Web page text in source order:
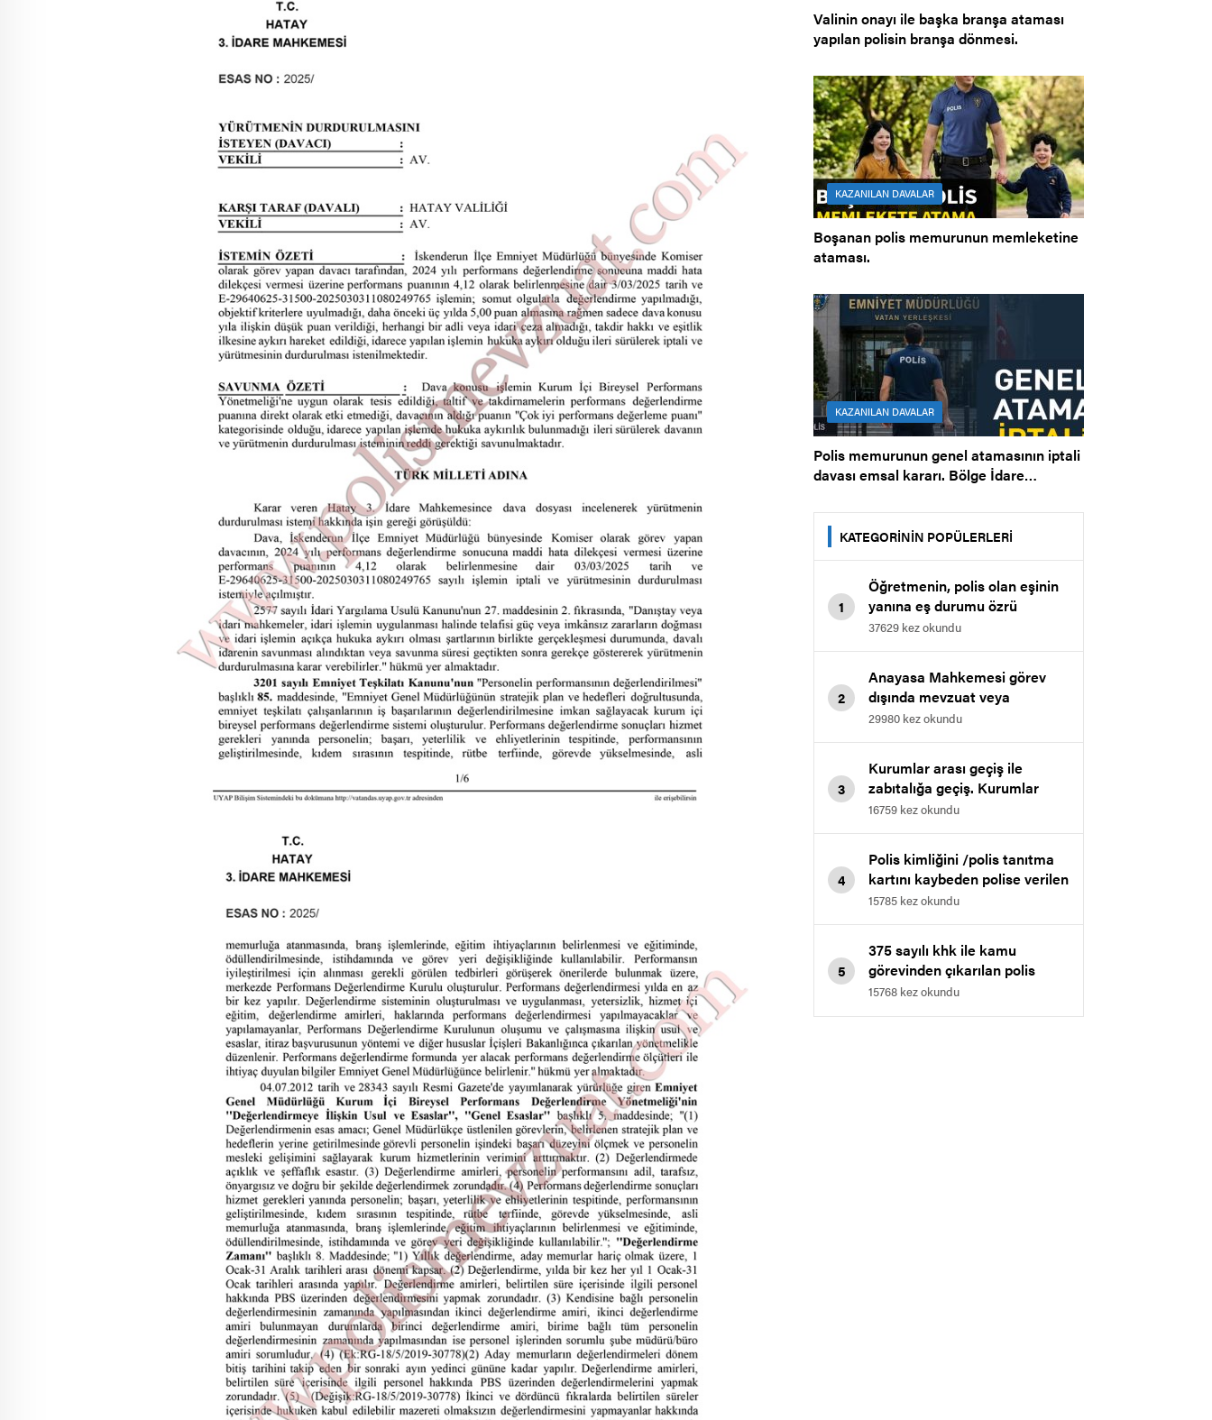
Valinin onayı ile başka branşa ataması
yapılan polisin branşa dönmesi.
KAZANILAN DAVALAR
Boşanan polis memurunun memleketine
ataması.
KAZANILAN DAVALAR
Polis memurunun genel atamasının iptali
davası emsal kararı. Bölge İdare
KATEGORİNİN POPÜLERLERİ
1
Öğretmenin, polis olan eşinin
yanına eş durumu özrü
nedeniyle il içi atamasına dair
37629 kez okundu
2
Anayasa Mahkemesi görev
dışında mevzuat veya
talimatlarla yasaklanan
29980 kez okundu
3
Kurumlar arası geçiş ile
zabıtalığa geçiş. Kurumlar
arası geçişte muvafakat
16759 kez okundu
4
Polis kimliğini /polis tanıtma
kartını kaybeden polise verilen
cezanın iptali
15785 kez okundu
5
375 sayılı khk ile kamu
görevinden çıkarılan polis
memurunun bölge idare
15768 kez okundu